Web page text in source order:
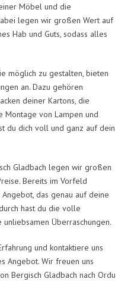
Möbel und die
legen wir großen Wert auf
Hab und Guts, sodass alles
möglich zu gestalten, bieten
an. Dazu gehören
deiner Kartons, die
von Lampen und
du dich voll und ganz auf dein
Gladbach legen wir großen
Bereits im Vorfeld
das genau auf deine
hast du die volle
Überraschungen.
und kontaktiere uns
Angebot. Wir freuen uns
Bergisch Gladbach nach Ordu